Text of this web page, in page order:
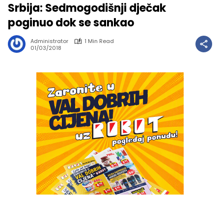
Srbija: Sedmogodišnji dječak
poginuo dok se sankao
Administrator
1 Min Read
01/03/2018